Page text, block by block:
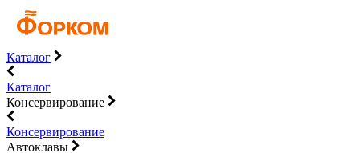
Каталог
Каталог
Консервирование
Консервирование
Автоклавы